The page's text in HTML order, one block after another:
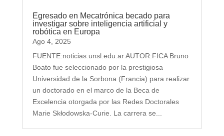
Egresado en Mecatrónica becado para
investigar sobre inteligencia artificial y
robótica en Europa
Ago 4, 2025
FUENTE:noticias.unsl.edu.ar AUTOR:FICA Bruno
Boato fue seleccionado por la prestigiosa
Universidad de la Sorbona (Francia) para realizar
un doctorado en el marco de la Beca de
Excelencia otorgada por las Redes Doctorales
Marie Skłodowska-Curie. La carrera se...